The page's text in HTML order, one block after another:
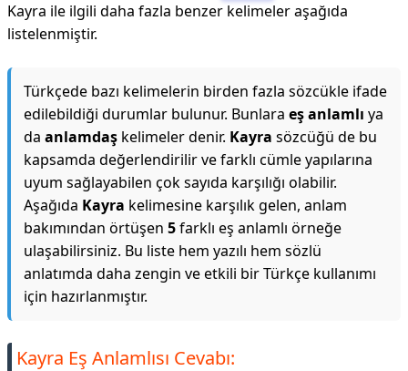
Kayra ile ilgili daha fazla benzer kelimeler aşağıda
listelenmiştir.
Türkçede bazı kelimelerin birden fazla sözcükle ifade
edilebildiği durumlar bulunur. Bunlara eş anlamlı ya
da anlamdaş kelimeler denir. Kayra sözcüğü de bu
kapsamda değerlendirilir ve farklı cümle yapılarına
uyum sağlayabilen çok sayıda karşılığı olabilir.
Aşağıda Kayra kelimesine karşılık gelen, anlam
bakımından örtüşen 5farklı eş anlamlı örneğe
ulaşabilirsiniz. Bu liste hem yazılı hem sözlü
anlatımda daha zengin ve etkili bir Türkçe kullanımı
için hazırlanmıştır.
Kayra Eş Anlamlısı Cevabı: